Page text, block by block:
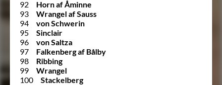
92
Horn af Åminne
93
Wrangel af Sauss
94
von Schwerin
95
Sinclair
96
von Saltza
97
Falkenberg af Bålby
98
Ribbing
99
Wrangel
100
Stackelberg